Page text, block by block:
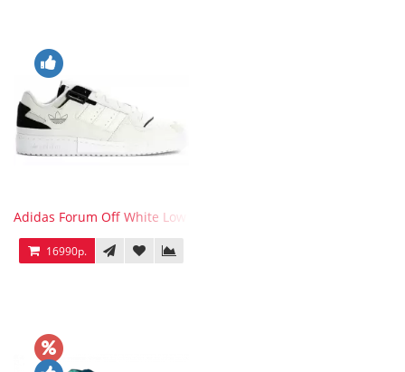
Adidas Forum Off White Low White Black
16990р.